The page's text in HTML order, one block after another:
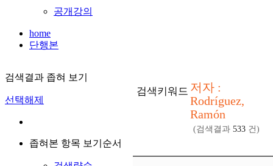
공개강의
home
단행본
검색결과 좁혀 보기
선택해제
좁혀본 항목 보기순서
검색키워드 저자 :
Rodríguez,
Ramón
(검색결과 533 건)